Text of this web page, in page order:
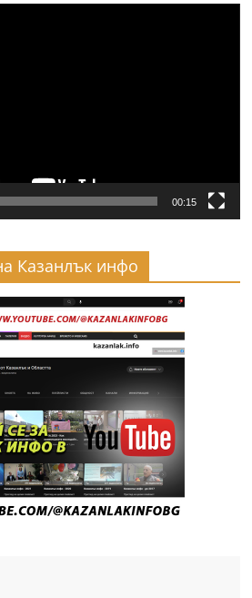
00:15
Казанлък инфо